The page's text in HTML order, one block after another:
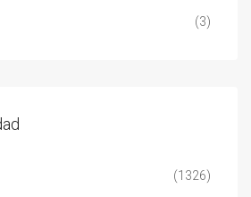
(3)
(1326)